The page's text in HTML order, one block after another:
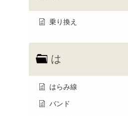
乗り換え
は
はらみ線
バンド